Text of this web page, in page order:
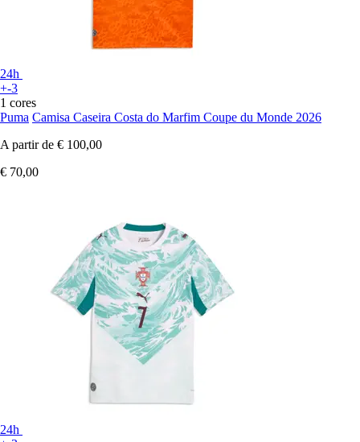
24h
+-3
1 cores
Puma Camisa Caseira Costa do Marfim Coupe du Monde 2026
A partir de € 100,00
€ 70,00
24h